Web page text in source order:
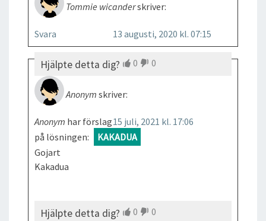
Tommie wicanderskriver:
13 augusti, 2020 kl. 07:15
Hjälpte detta dig? 0 0
Svara
Anonym skriver:
15 juli, 2021 kl. 17:06
Anonym har förslag
på lösningen:
KAKADUA
Gojart
Kakadua
Hjälpte detta dig? 0
0